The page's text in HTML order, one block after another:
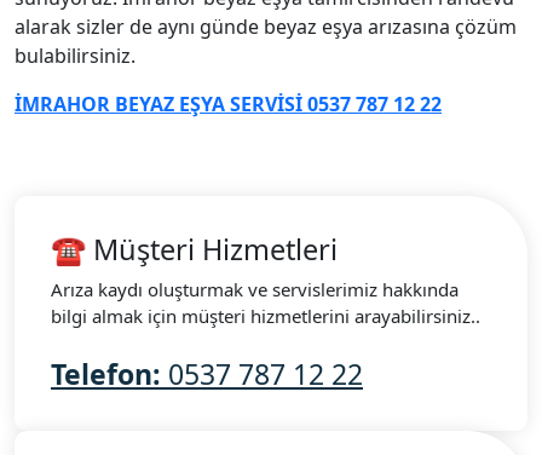
alarak sizler de aynı günde beyaz eşya arızasına çözüm
bulabilirsiniz.
İMRAHOR BEYAZ EŞYA SERVİSİ 0537 787 12 22
☎ Müşteri Hizmetleri
Arıza kaydı oluşturmak ve servislerimiz hakkında
bilgi almak için müşteri hizmetlerini arayabilirsiniz..
Telefon: 0537 787 12 22